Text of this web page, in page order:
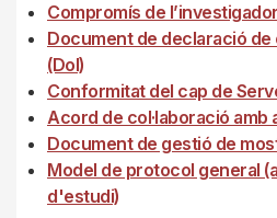
Compromís de l’investigador
Document de declaració
(DoI)
Conformitat del cap de
Acord de col·laboració
Document de gestió de
Model de protocol general
d'estudi)